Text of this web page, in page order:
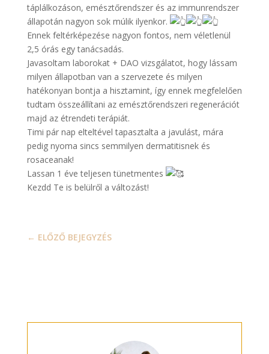
táplálkozáson, emésztőrendszer és az immunrendszer
állapotán nagyon sok múlik ilyenkor.
Ennek feltérképezése nagyon fontos, nem véletlenül
2,5 órás egy tanácsadás.
Javasoltam laborokat + DAO vizsgálatot, hogy lássam
milyen állapotban van a szervezete és milyen
hatékonyan bontja a hisztamint, így ennek megfelelően
tudtam összeállítani az emésztőrendszeri regenerációt
majd az étrendeti terápiát.
Timi pár nap elteltével tapasztalta a javulást, mára
pedig nyoma sincs semmilyen dermatitisnek és
rosaceanak!
Lassan 1 éve teljesen tünetmentes
Kezdd Te is belülről a változást!
← ELŐZŐ BEJEGYZÉS